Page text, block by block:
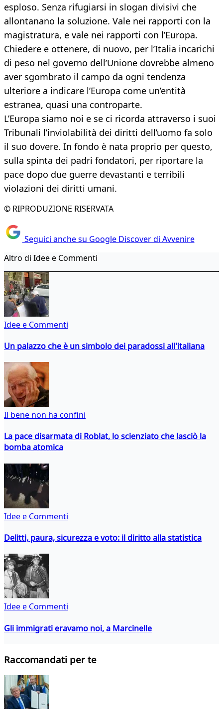
esploso. Senza rifugiarsi in slogan divisivi che
allontanano la soluzione. Vale nei rapporti con la
magistratura, e vale nei rapporti con l’Europa.
Chiedere e ottenere, di nuovo, per l’Italia incarichi
di peso nel governo dell’Unione dovrebbe almeno
aver sgombrato il campo da ogni tendenza
ulteriore a indicare l’Europa come un’entità
estranea, quasi una controparte.
L’Europa siamo noi e se ci ricorda attraverso i suoi
Tribunali l’inviolabilità dei diritti dell’uomo fa solo
il suo dovere. In fondo è nata proprio per questo,
sulla spinta dei padri fondatori, per riportare la
pace dopo due guerre devastanti e terribili
violazioni dei diritti umani.
© RIPRODUZIONE RISERVATA
Seguici anche su Google Discover di Avvenire
Altro di Idee e Commenti
Idee e Commenti
Un palazzo che è un simbolo dei paradossi all'italiana
Il bene non ha confini
La pace disarmata di Roblat, lo scienziato che lasciò la
bomba atomica
Idee e Commenti
Delitti, paura, sicurezza e voto: il diritto alla statistica
Idee e Commenti
Gli immigrati eravamo noi, a Marcinelle
Raccomandati per te